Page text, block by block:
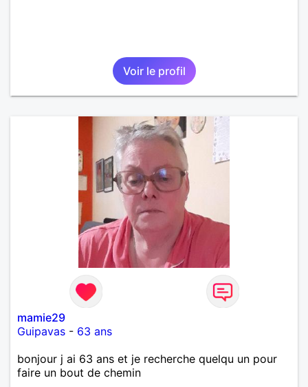
Voir le profil
mamie29
Guipavas - 63 ans
bonjour j ai 63 ans et je recherche quelqu un pour
faire un bout de chemin